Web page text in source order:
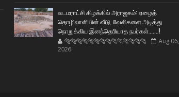
வடமராட்சி கிழக்கில் அராஜகம்: ஏழைத்
தொழிலாளியின் வீடு, வேலிகளை அடித்து
நொறுக்கிய இனந்தெரியாத நபர்கள்.......!
🐅🐅🐅🐅🐅🐅🐆🐆🐆🐆🐆🐆🐆🐆
Aug 06,
2026